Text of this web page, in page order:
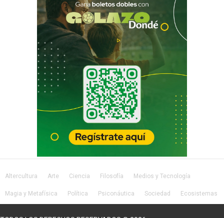
Altercultura Arte Ciencia Filosofía Medios y Tecnología
Magia y Metafísica Política Psiconáutica Sociedad Ecosistemas